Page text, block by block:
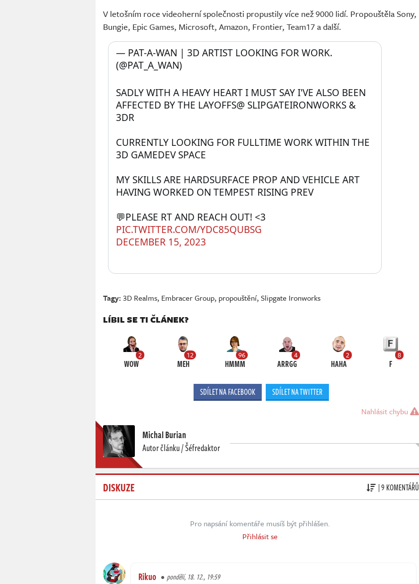
V letošním roce videoherní společnosti propustily více než 9000 lidí. Propouštěla Sony,
Bungie, Epic Games, Microsoft, Amazon, Frontier, Team17 a další.
SADLY WITH A HEAVY HEART I MUST SAY I'VE ALSO BEEN
AFFECTED BY THE LAYOFFS@ SLIPGATEIRONWORKS &
3DR
CURRENTLY LOOKING FOR FULLTIME WORK WITHIN THE
3D GAMEDEV SPACE
MY SKILLS ARE HARDSURFACE PROP AND VEHICLE ART
HAVING WORKED ON TEMPEST RISING PREV
PIC.TWITTER.COM/YDC85QUBSG
— PAT-A-WAN | 3D ARTIST LOOKING FOR WORK.
(@PAT_A_WAN)
DECEMBER 15, 2023
Tagy: 3D Realms, Embracer Group, propouštění,Slipgate Ironworks
LÍBIL SE TI ČLÁNEK?
2
WOW
12
MEH
96
HMMM
4
ARRGG
2
HAHA
8
F
SDÍLET NA FACEBOOK SDÍLET NA TWITTER
Nahlásit chybu
Michal Burian
Autor článku / Šéfredaktor
DISKUZE | 9 KOMENTÁŘŮ
Pro napsání komentáře musíš být přihlášen.
Přihlásit se
Rikuo pondělí, 18. 12., 19:59